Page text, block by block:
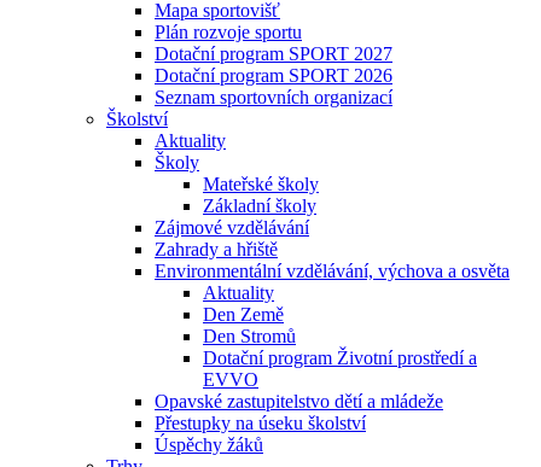
Mapa sportovišť
Plán rozvoje sportu
Dotační program SPORT 2027
Dotační program SPORT 2026
Seznam sportovních organizací
Školství
Aktuality
Školy
Mateřské školy
Základní školy
Zájmové vzdělávání
Zahrady a hřiště
Environmentální vzdělávání, výchova a osvěta
Aktuality
Den Země
Den Stromů
Dotační program Životní prostředí a
EVVO
Opavské zastupitelstvo dětí a mládeže
Přestupky na úseku školství
Úspěchy žáků